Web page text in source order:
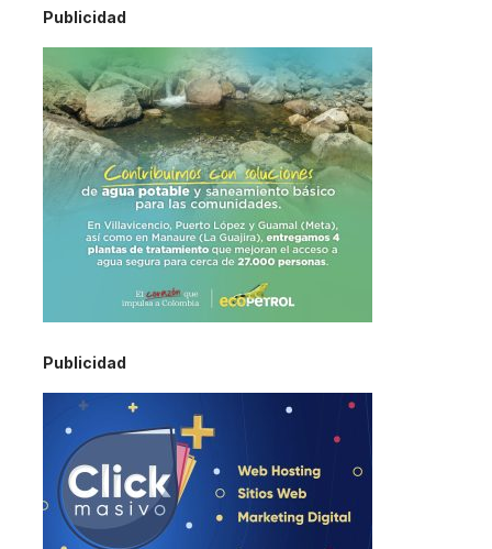
Publicidad
Publicidad